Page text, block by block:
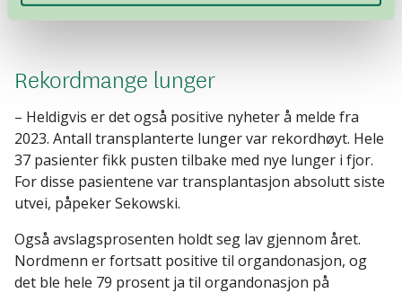
halvering i forhold til 2017, da 77 gjorde det samme.
Rekordmange lunger
– Heldigvis er det også positive nyheter å melde fra
2023. Antall transplanterte lunger var rekordhøyt. Hele
37 pasienter fikk pusten tilbake med nye lunger i fjor.
For disse pasientene var transplantasjon absolutt siste
utvei, påpeker Sekowski.
Også avslagsprosenten holdt seg lav gjennom året.
Nordmenn er fortsatt positive til organdonasjon, og
det ble hele 79 prosent ja til organdonasjon på